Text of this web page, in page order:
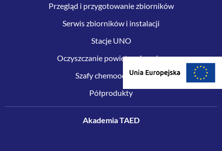
Przegląd i przygotowanie zbiorników
Serwis zbiorników i instalacji
Stacje UNO
Oczyszczanie powietrza i gazów
Szafy chemoodporne
Półprodukty
Akademia TAED